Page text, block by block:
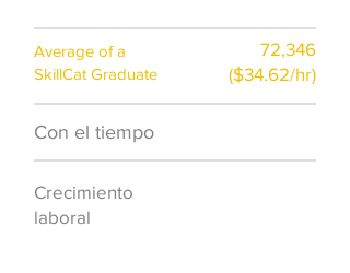
Average of a
SkillCat Graduate
72,346
($34.62/hr)
Con el tiempo
Crecimiento
laboral